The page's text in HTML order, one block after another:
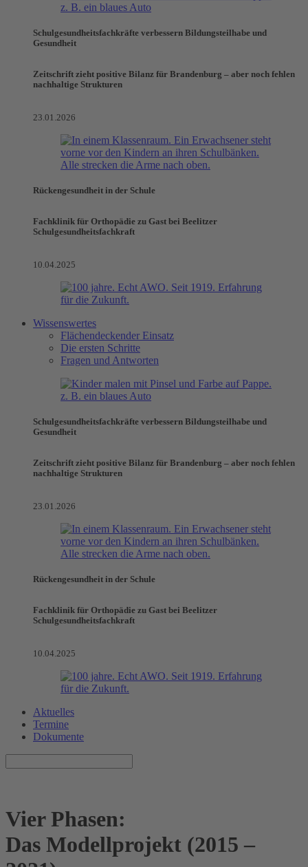
Schulgesundheitsfachkräfte verbessern Bildungsteilhabe und
Gesundheit
Zeitschrift zieht positive Bilanz für Brandenburg – aber noch fehlen
nachhaltige Strukturen
23.01.2026
Rückengesundheit in der Schule
Fachklinik für Orthopädie zu Gast bei Beelitzer
Schulgesundheitsfachkraft
10.04.2025
Wissenswertes
Flächendeckender Einsatz
Die ersten Schritte
Fragen und Antworten
Schulgesundheitsfachkräfte verbessern Bildungsteilhabe und
Gesundheit
Zeitschrift zieht positive Bilanz für Brandenburg – aber noch fehlen
nachhaltige Strukturen
23.01.2026
Rückengesundheit in der Schule
Fachklinik für Orthopädie zu Gast bei Beelitzer
Schulgesundheitsfachkraft
10.04.2025
Aktuelles
Termine
Dokumente
Vier Phasen:
Das Modellprojekt (2015 –